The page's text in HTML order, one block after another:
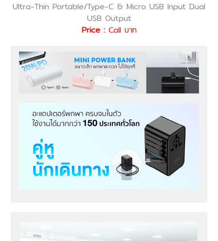
Ultra-Thin Portable/Type-C & Micro USB Input Dual
USB Output
Price : Call บาท